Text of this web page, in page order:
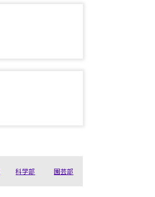
科学部 園芸部